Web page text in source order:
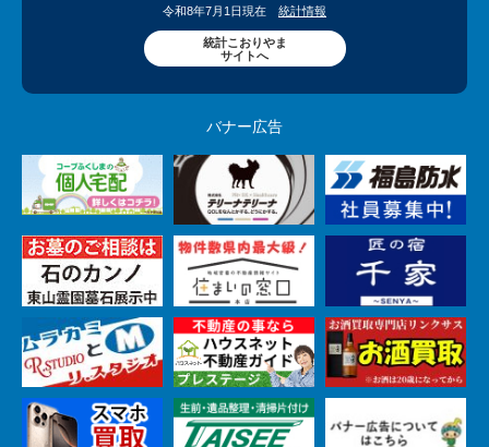
令和8年7月1日現在 統計情報
統計こおりやま
サイトへ
バナー広告